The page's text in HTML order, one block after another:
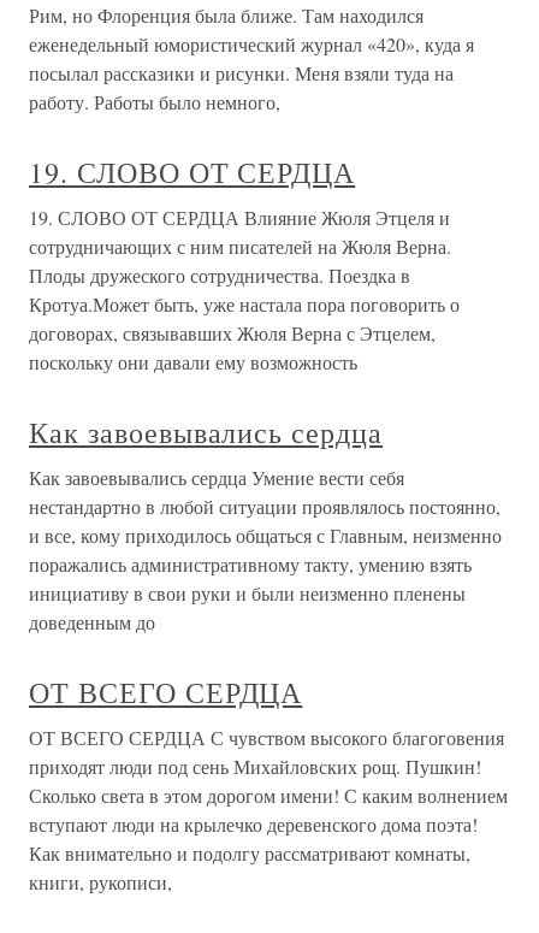
Рим, но Флоренция была ближе. Там находился
еженедельный юмористический журнал «420», куда я
посылал рассказики и рисунки. Меня взяли туда на
работу. Работы было немного,
19. СЛОВО ОТ СЕРДЦА
19. СЛОВО ОТ СЕРДЦА Влияние Жюля Этцеля и
сотрудничающих с ним писателей на Жюля Верна.
Плоды дружеского сотрудничества. Поездка в
Кротуа.Может быть, уже настала пора поговорить о
договорах, связывавших Жюля Верна с Этцелем,
поскольку они давали ему возможность
Как завоевывались сердца
Как завоевывались сердца Умение вести себя
нестандартно в любой ситуации проявлялось постоянно,
и все, кому приходилось общаться с Главным, неизменно
поражались административному такту, умению взять
инициативу в свои руки и были неизменно пленены
доведенным до
ОТ ВСЕГО СЕРДЦА
ОТ ВСЕГО СЕРДЦА С чувством высокого благоговения
приходят люди под сень Михайловских рощ. Пушкин!
Сколько света в этом дорогом имени! С каким волнением
вступают люди на крылечко деревенского дома поэта!
Как внимательно и подолгу рассматривают комнаты,
книги, рукописи,